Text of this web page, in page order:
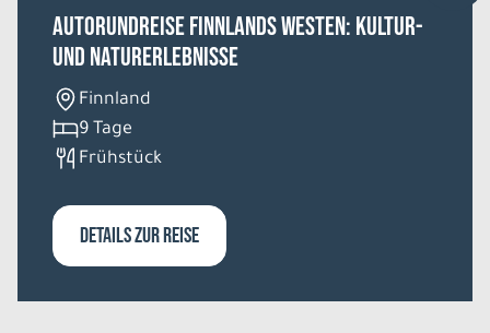
Autorundreise Finnlands Westen: Kultur-
und Naturerlebnisse
Finnland
9 Tage
Frühstück
DETAILS ZUR REISE